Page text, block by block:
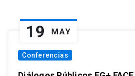
19 MAY
Conferencias